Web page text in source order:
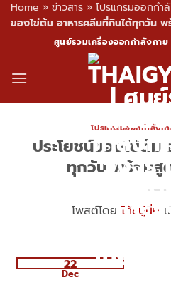
Home » ข่าวสาร » โปรแกรมออกกำ
ของไข่ต้ม อาหารคลีนที่กินได้ทุกวัน
content
ศูนย์รวมเครื่องออกกำลังกา
โปรแกรมออกกำลังก
ประโยชน์ของไข่ต้ม
ทุกวัน พร้อมสู
โพสต์โดย โค้ชปูนิ่ม
22
Dec